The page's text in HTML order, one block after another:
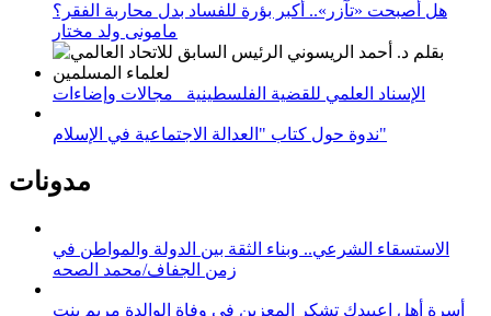
هل أصبحت «تآزر».. أكبر بؤرة للفساد بدل محاربة الفقر؟
مامونى ولد مختار
الإسناد العلمي للقضية الفلسطينية_ مجالات وإضاءات
ندوة حول كتاب "العدالة الاجتماعية في الإسلام"
مدونات
الاستسقاء الشرعي.. وبناء الثقة بين الدولة والمواطن في
زمن الجفاف/محمد الصحه
أسرة أهل اعبيدك تشكر المعزين في وفاة الوالدة مريم بنت